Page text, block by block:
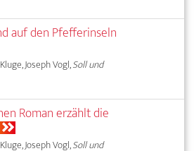
auf den Pfefferinseln
Joseph Vogl,Soll und
Roman erzählt die
Joseph Vogl,Soll und